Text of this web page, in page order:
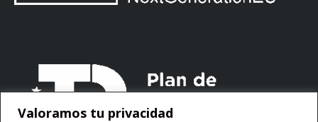
Valoramos tu privacidad